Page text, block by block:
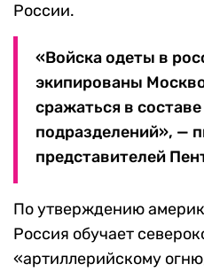
России.
«Войска одеты в
экипированы
сражаться в
подразделений», —
представителей
По утверждению
Россия обучает
«артиллерийскому